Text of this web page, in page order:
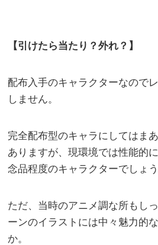
【引けたら当たり？外れ？】
配布入手のキャラクターなので
しません。
完全配布型のキャラにしてはま
ありますが、現環境では性能的
念品程度のキャラクターでしょう
ただ、当時のアニメ調な所もし
ーンのイラストには中々魅力的
か。